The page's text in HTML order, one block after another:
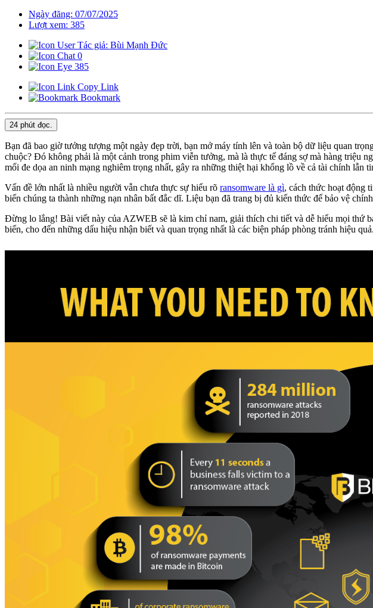
Ngày đăng: 07/07/2025
Lượt xem: 385
Tác giả: Bùi Mạnh Đức
0
385
Copy Link
Bookmark
24 phút đọc.
Bạn đã bao giờ tưởng tượng một ngày đẹp trời, bạn mở máy tính lên và toàn bộ dữ liệu quan
chuộc? Đó không phải là một cảnh trong phim viễn tưởng, mà là thực tế đáng sợ mà hàng triệu
mối đe dọa an ninh mạng nghiêm trọng nhất, gây ra những thiệt hại khổng lồ về cả tài chính lẫn
Vấn đề lớn nhất là nhiều người vẫn chưa thực sự hiểu rõ ransomware là gì, cách thức hoạt động
biến chúng ta thành những nạn nhân bất đắc dĩ. Liệu bạn đã trang bị đủ kiến thức để bảo vệ
Đừng lo lắng! Bài viết này của AZWEB sẽ là kim chỉ nam, giải thích chi tiết và dễ hiểu mọi thứ
biến, cho đến những dấu hiệu nhận biết và quan trọng nhất là các biện pháp phòng tránh hiệu